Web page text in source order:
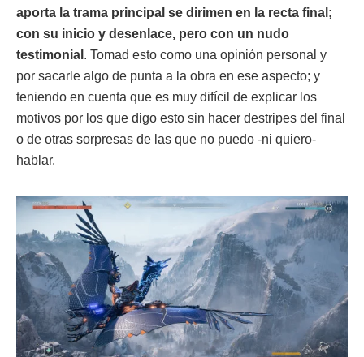
aporta la trama principal se dirimen en la recta final;
con su inicio y desenlace, pero con un nudo
testimonial . Tomad esto como una opinión personal y
por sacarle algo de punta a la obra en ese aspecto; y
teniendo en cuenta que es muy difícil de explicar los
motivos por los que digo esto sin hacer destripes del final
o de otras sorpresas de las que no puedo -ni quiero-
hablar.